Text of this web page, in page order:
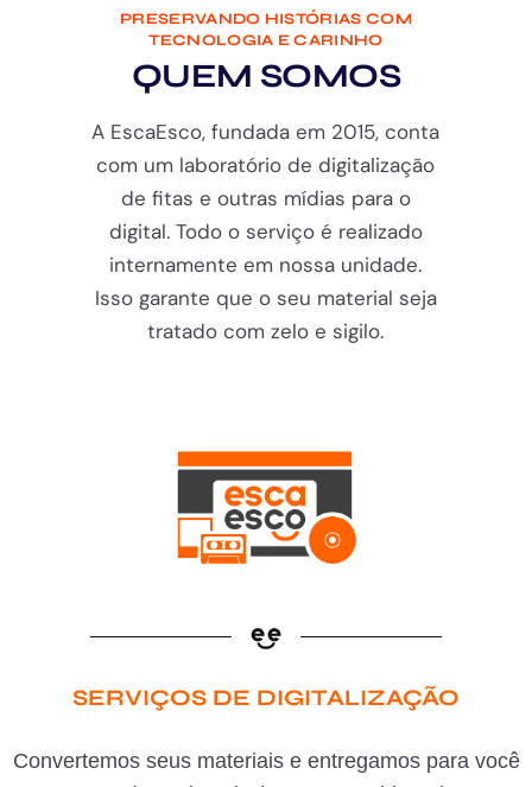
PRESERVANDO HISTÓRIAS COM
TECNOLOGIA E CARINHO
QUEM SOMOS
A EscaEsco, fundada em 2015, conta
com um laboratório de digitalização
de fitas e outras mídias para o
digital. Todo o serviço é realizado
internamente em nossa unidade.
Isso garante que o seu material seja
tratado com zelo e sigilo.
SERVIÇOS DE DIGITALIZAÇÃO
Convertemos seus materiais e entregamos para você